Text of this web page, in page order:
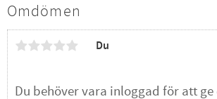
Omdömen
Du